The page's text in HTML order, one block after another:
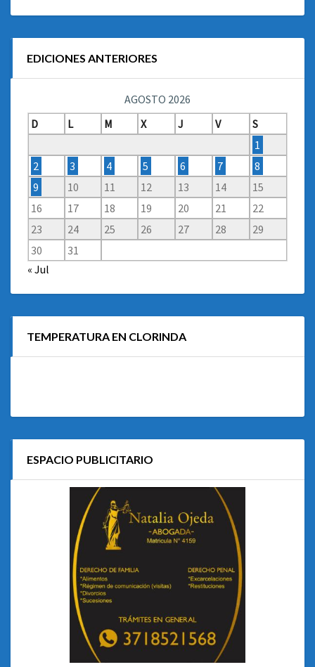
EDICIONES ANTERIORES
AGOSTO 2026
D
L M X J V
S
1
2
3 4 5 6 7
8
9
10 11 12 13 14
15
16
17 18 19 20 21
22
23
24 25 26 27 28
29
30
31
« Jul
TEMPERATURA EN CLORINDA
ESPACIO PUBLICITARIO